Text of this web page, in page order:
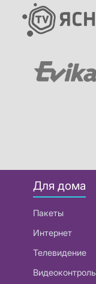
Для дома
Пакеты
Интернет
Телевидение
Видеоконтроль